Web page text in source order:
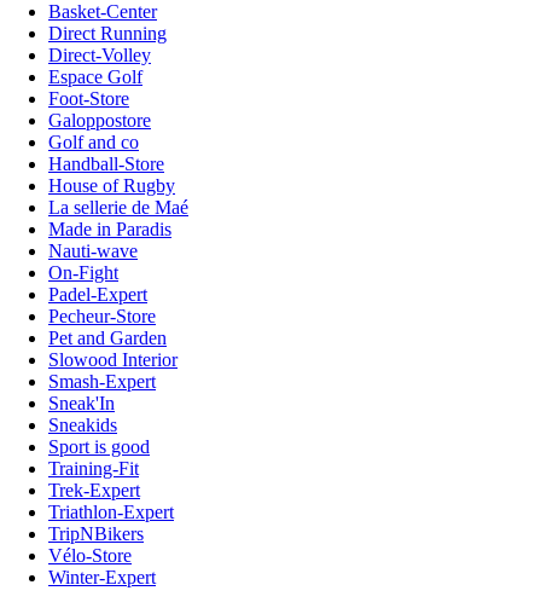
Basket-Center
Direct Running
Direct-Volley
Espace Golf
Foot-Store
Galoppostore
Golf and co
Handball-Store
House of Rugby
La sellerie de Maé
Made in Paradis
Nauti-wave
On-Fight
Padel-Expert
Pecheur-Store
Pet and Garden
Slowood Interior
Smash-Expert
Sneak'In
Sneakids
Sport is good
Training-Fit
Trek-Expert
Triathlon-Expert
TripNBikers
Vélo-Store
Winter-Expert